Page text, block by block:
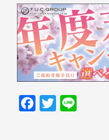
Facebook
Twitter